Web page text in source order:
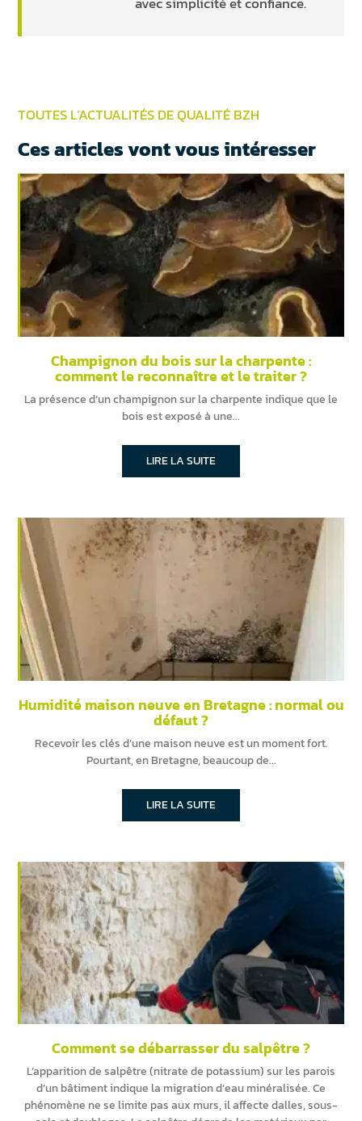
TOUTES L’ACTUALITÉS DE QUALITÉ BZH
Ces articles vont vous intéresser
Champignon du bois sur la charpente :
comment le reconnaître et le traiter ?
La présence d’un champignon sur la charpente indique que le
bois est exposé à une
LIRE LA SUITE
Humidité maison neuve en Bretagne : normal ou
défaut ?
Recevoir les clés d’une maison neuve est un moment fort.
Pourtant, en Bretagne, beaucoup de
LIRE LA SUITE
Comment se débarrasser du salpêtre ?
L’apparition de salpêtre (nitrate de potassium) sur les parois
d’un bâtiment indique la migration d’eau minéralisée. Ce
phénomène ne se limite pas aux murs, il affecte dalles, sous-